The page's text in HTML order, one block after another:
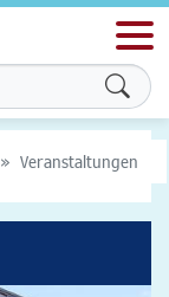
Veranstaltungen